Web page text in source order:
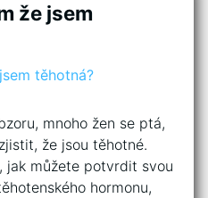
že jsem
mnoho žen se ptá,
že jsou těhotné.
jak můžete potvrdit svou
hormonu,